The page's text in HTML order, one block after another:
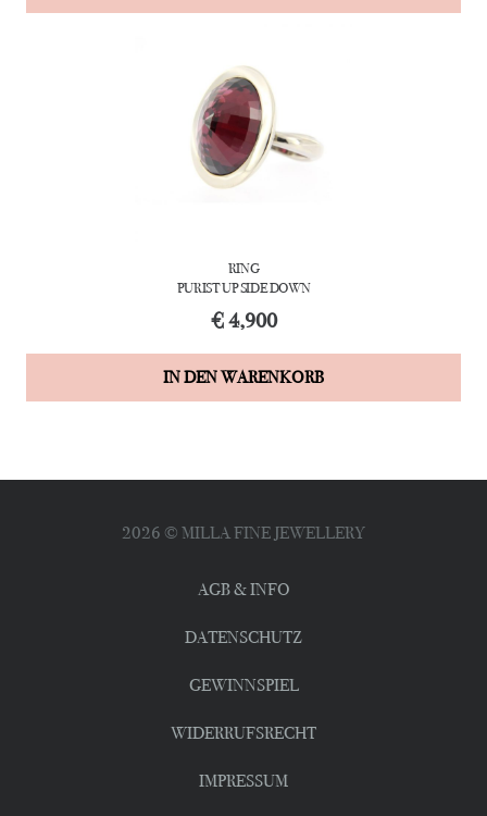
RING
PURIST UP SIDE DOWN
€4,900
IN DEN WARENKORB
2026 © MILLA FINE JEWELLERY
AGB & INFO
DATENSCHUTZ
GEWINNSPIEL
WIDERRUFSRECHT
IMPRESSUM